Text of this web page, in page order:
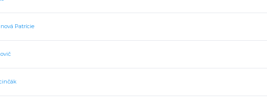
Patrície